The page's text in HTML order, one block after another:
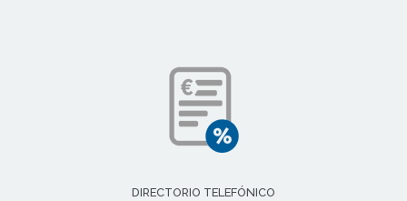
DIRECTORIO TELEFÓNICO